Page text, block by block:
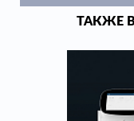
ТАКЖЕ